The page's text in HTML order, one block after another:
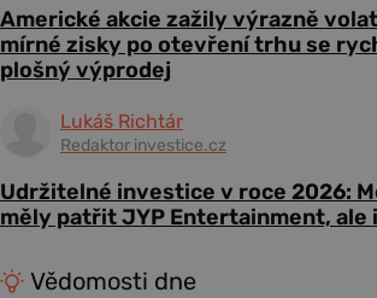
Americké akcie zažily výrazně
mírné zisky po otevření trhu se
plošný výprodej
Lukáš Richtár
Redaktor investice.cz
Udržitelné investice v roce 2026:
měly patřit JYP Entertainment, ale
Vědomosti dne